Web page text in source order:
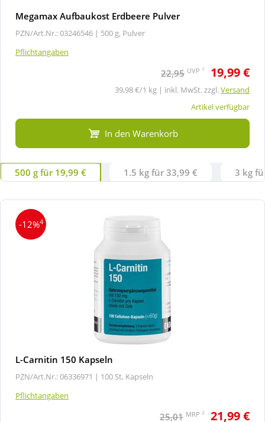
Megamax Aufbaukost Erdbeere Pulver
PZN/Art.Nr.: 03246546 | 500 g, Pulver
Pflichtangaben
22,95 UVP 1 19,99 €
39,98 €/1 kg | inkl. MwSt. zzgl.Versand
Artikel verfügbar
In den Warenkorb
500 g für 19,99 € 1.5 kg für 33,99 € 3 kg
-12%4
L-Carnitin 150 Kapseln
PZN/Art.Nr.: 06336971 | 100 St, Kapseln
Pflichtangaben
25,01 MRP 2 21,99 €